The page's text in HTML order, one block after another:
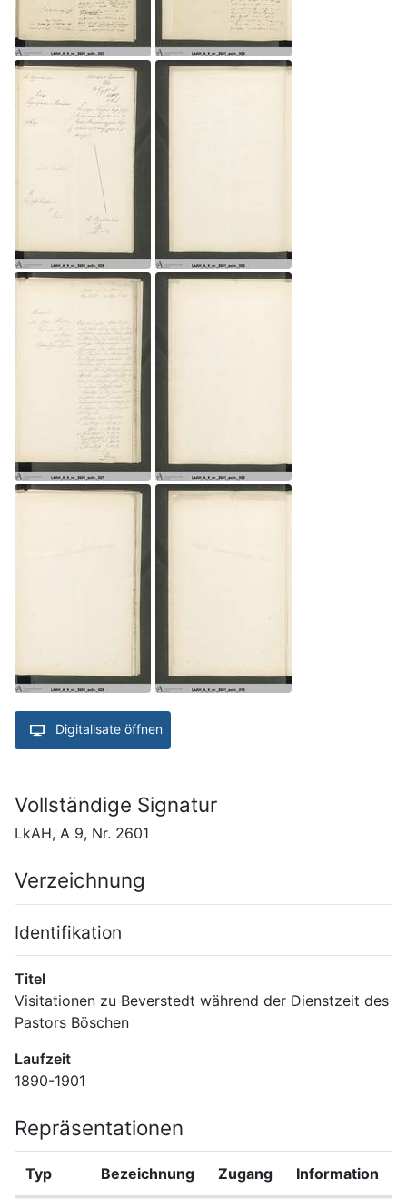
Digitalisate öffnen
Vollständige Signatur
LkAH, A 9, Nr. 2601
Verzeichnung
Identifikation
Titel
Visitationen zu Beverstedt während der Dienstzeit des
Pastors Böschen
Laufzeit
1890-1901
Repräsentationen
Typ Bezeichnung Zugang Information